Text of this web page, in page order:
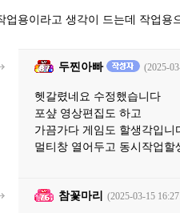
업용이라고 생각이 드는데 작업용
두찐아빠 (2025-
헷갈렸네요 수정했습니다
포샾 영상편집도 하고
가끔가다 게임도 할생각입니
멀티창 열어두고 동시작업할
참꽃마리 (2025-03-15